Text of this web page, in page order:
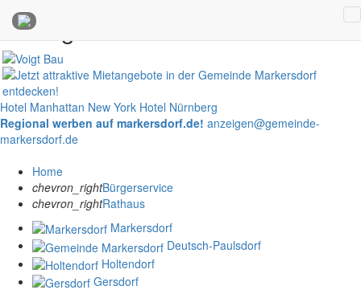
Anzeigen
Hotel Manhattan New York Hotel Nürnberg
Regional werben auf markersdorf.de! anzeigen@gemeinde-
markersdorf.de
Home
chevron_rightBürgerservice
chevron_rightRathaus
Markersdorf
Deutsch-Paulsdorf
Holtendorf
Gersdorf